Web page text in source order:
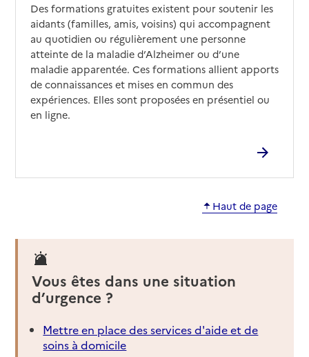
Des formations gratuites existent pour soutenir les
aidants (familles, amis, voisins) qui accompagnent
au quotidien ou régulièrement une personne
atteinte de la maladie d’Alzheimer ou d’une
maladie apparentée. Ces formations allient apports
de connaissances et mises en commun des
expériences. Elles sont proposées en présentiel ou
en ligne.
Haut de page
Vous êtes dans une situation
d’urgence ?
Mettre en place des services d'aide et de
soins à domicile